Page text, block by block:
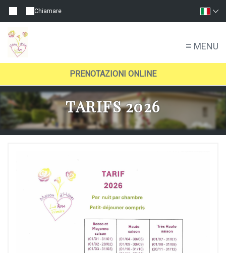
Chiamare
MENU
PRENOTAZIONI ONLINE
TARIFS 2026